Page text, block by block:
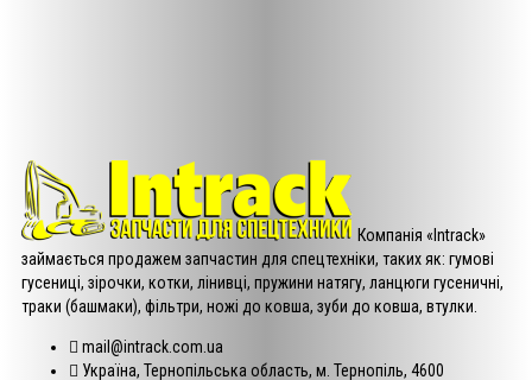
Компанія «Intrack»
займається продажем запчастин для спецтехніки, таких як: гумові
гусениці, зірочки, котки, лінивці, пружини натягу, ланцюги гусеничні,
траки (башмаки), фільтри, ножі до ковша, зуби до ковша, втулки.
mail@intrack.com.ua
Україна, Тернопільська область, м. Тернопіль, 4600